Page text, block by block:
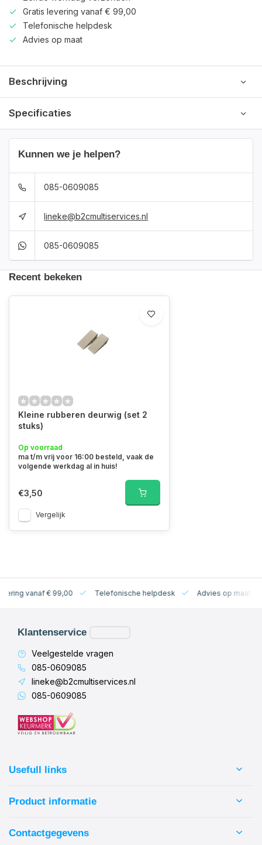
Gratis levering vanaf € 99,00
Telefonische helpdesk
Advies op maat
Beschrijving
Specificaties
Kunnen we je helpen?
085-0609085
lineke@b2cmultiservices.nl
085-0609085
Recent bekeken
Kleine rubberen deurwig (set 2
stuks)
Op voorraad
ma t/m vrij voor 16:00 besteld, vaak de
volgende werkdag al in huis!
€3,50
Vergelijk
vanaf € 99,00 Telefonische helpdesk Advies op maat
Klantenservice
Veelgestelde vragen
085-0609085
lineke@b2cmultiservices.nl
085-0609085
Usefull links
Product informatie
Contactgegevens